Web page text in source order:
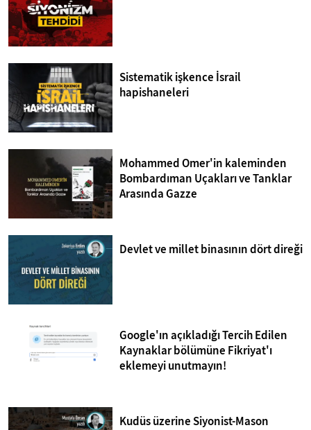
Sistematik işkence İsrail
hapishaneleri
Mohammed Omer'in kaleminden
Bombardıman Uçakları ve Tanklar
Arasında Gazze
Devlet ve millet binasının dört direği
Google'ın açıkladığı Tercih Edilen
Kaynaklar bölümüne Fikriyat'ı
eklemeyi unutmayın!
Kudüs üzerine Siyonist-Mason